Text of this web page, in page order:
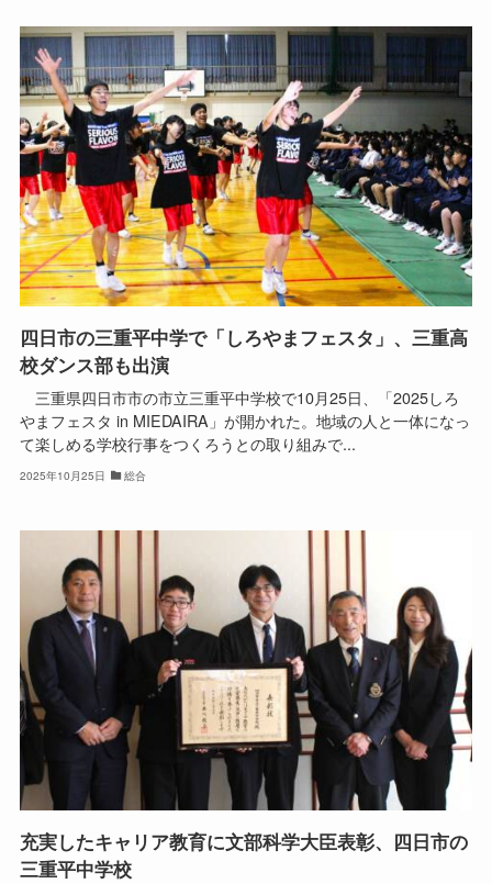
四日市の三重平中学で「しろやまフェスタ」、三重高
校ダンス部も出演
三重県四日市市の市立三重平中学校で10月25日、「2025しろ
やまフェスタ in MIEDAIRA」が開かれた。地域の人と一体になっ
て楽しめる学校行事をつくろうとの取り組みで...
2025年10月25日 総合
充実したキャリア教育に文部科学大臣表彰、四日市の
三重平中学校